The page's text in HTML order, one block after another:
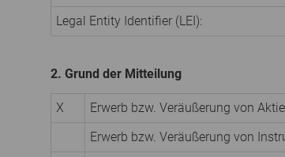
Legal Entity Identifier (LEI):
2. Grund der Mitteilung
X
Erwerb bzw. Veräußerung von
Erwerb bzw. Veräußerung von